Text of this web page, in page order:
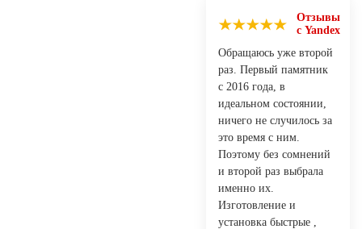
Отзывы
с Yandex
Обращаюсь уже второй
раз. Первый памятник
с 2016 года, в
идеальном состоянии,
ничего не случилось за
это время с ним.
Поэтому без сомнений
и второй раз выбрала
именно их.
Изготовление и
установка быстрые ,